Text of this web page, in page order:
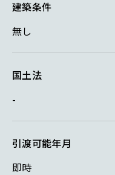
建築条件
無し
国土法
-
引渡可能年月
即時